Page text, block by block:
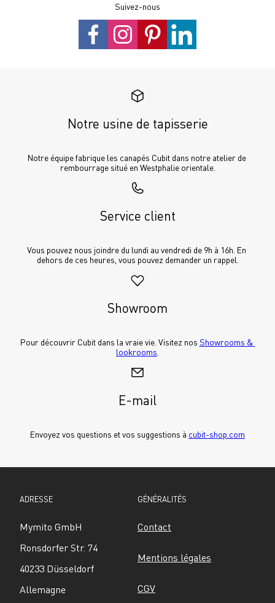
Suivez-nous
Notre usine de tapisserie
Notre équipe fabrique les canapés Cubit dans notre atelier de
rembourrage situé en Westphalie orientale.
Service client
Vous pouvez nous joindre du lundi au vendredi de 9h à 16h. En
dehors de ces heures, vous pouvez demander un rappel.
Showroom
Pour découvrir Cubit dans la vraie vie. Visitez nos Showrooms &
lookrooms
E-mail
Envoyez vos questions et vos suggestions à cubit-shop.com
ADRESSE
Mymito GmbH
Ronsdorfer Str. 74
40233 Düsseldorf
Allemagne
GÉNÉRALITÉS
Contact
Mentions légales
CGV